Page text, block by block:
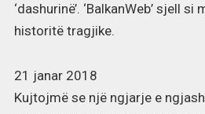
‘dashurinë’. ‘BalkanWeb’ sjell
historitë tragjike.
21 janar 2018
Kujtojmë se një ngjarje e